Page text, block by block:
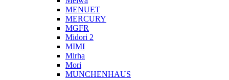
MENUET
MERCURY
MGFR
Midori 2
MIMI
Mirha
Mori
MUNCHENHAUS